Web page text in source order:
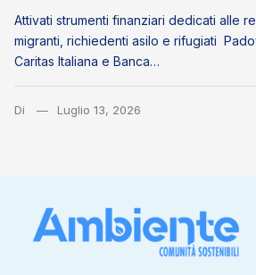
Attivati strumenti finanziari dedicati alle
migranti, richiedenti asilo e rifugiati
Caritas Italiana e Banca…
Di Luglio 13, 2026